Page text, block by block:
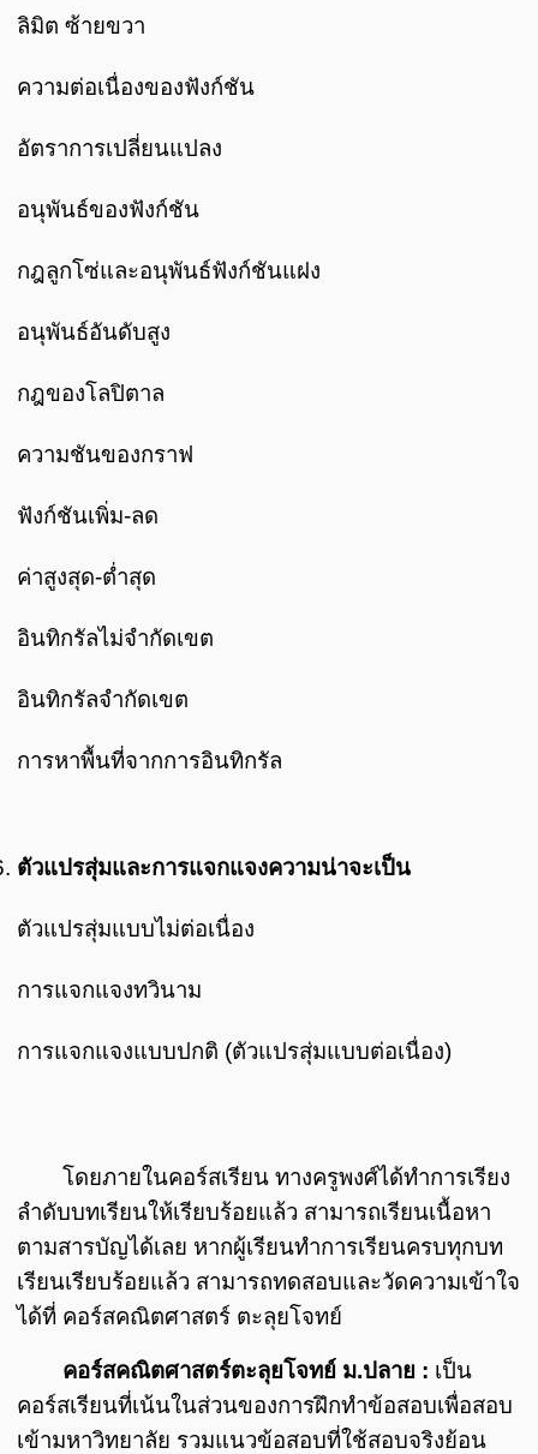
ลิมิต ซ้ายขวา
ความต่อเนื่องของฟังก์ชัน
อัตราการเปลี่ยนแปลง
อนุพันธ์ของฟังก์ชัน
กฎลูกโซ่และอนุพันธ์ฟังก์ชันแฝง
อนุพันธ์อันดับสูง
กฎของโลปิตาล
ความชันของกราฟ
ฟังก์ชันเพิ่ม-ลด
ค่าสูงสุด-ต่ำสุด
อินทิกรัลไม่จำกัดเขต
อินทิกรัลจำกัดเขต
การหาพื้นที่จากการอินทิกรัล
ตัวแปรสุ่มและการแจกแจงความน่าจะเป็น
ตัวแปรสุ่มแบบไม่ต่อเนื่อง
การแจกแจงทวินาม
การแจกแจงแบบปกติ (ตัวแปรสุ่มแบบต่อเนื่อง)
โดยภายในคอร์สเรียน ทางครูพงศ์ได้ทำการเรียง
ลำดับบทเรียนให้เรียบร้อยแล้ว สามารถเรียนเนื้อหา
ตามสารบัญได้เลย หากผู้เรียนทำการเรียนครบทุกบท
เรียนเรียบร้อยแล้ว สามารถทดสอบและวัดความเข้าใจ
ได้ที่ คอร์สคณิตศาสตร์ ตะลุยโจทย์
คอร์สคณิตศาสตร์ตะลุยโจทย์ ม.ปลาย : เป็น
คอร์สเรียนที่เน้นในส่วนของการฝึกทำข้อสอบเพื่อสอบ
เข้ามหาวิทยาลัย รวมแนวข้อสอบที่ใช้สอบจริงย้อน